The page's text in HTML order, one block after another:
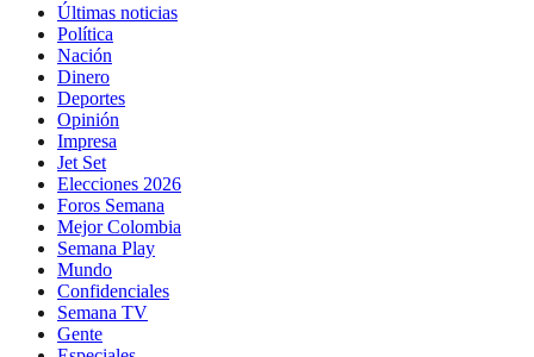
Últimas noticias
Política
Nación
Dinero
Deportes
Opinión
Impresa
Jet Set
Elecciones 2026
Foros Semana
Mejor Colombia
Semana Play
Mundo
Confidenciales
Semana TV
Gente